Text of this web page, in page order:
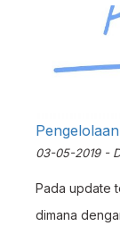
03-05-2019 -
Pada update
dimana